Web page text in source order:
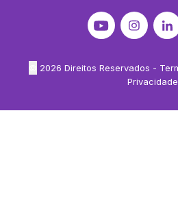
2026 Direitos Reservados -
Privacidade